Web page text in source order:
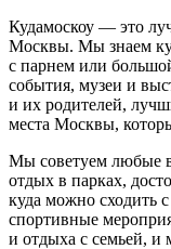
Кудамоскоу — это
Москвы. Мы знаем
с парнем или
события, музеи и
и их родителей,
места Москвы,
Мы советуем любые
отдых в парках,
куда можно сходить
спортивные
и отдыха с семьей, и